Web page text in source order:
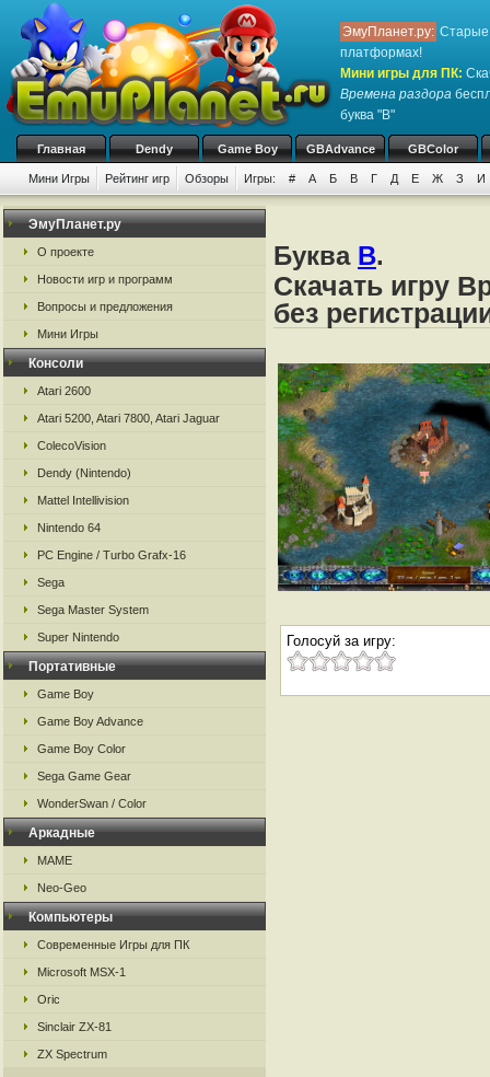
ЭмуПланет.ру: Старые
платформах!
Мини игры для ПК:
Времена раздора
буква "В"
Главная Dendy Game Boy GBAdvance GBColor
Мини Игры Рейтинг игр Обзоры Игры: # А Б В Г Д Е Ж З И
ЭмуПланет.ру
О проекте
Новости игр и программ
Вопросы и предложения
Мини Игры
Консоли
Atari 2600
Atari 5200, Atari 7800, Atari Jaguar
ColecoVision
Dendy (Nintendo)
Mattel Intellivision
Nintendo 64
PC Engine / Turbo Grafx-16
Sega
Sega Master System
Super Nintendo
Портативные
Game Boy
Game Boy Advance
Game Boy Color
Sega Game Gear
WonderSwan / Color
Аркадные
MAME
Neo-Geo
Компьютеры
Современные Игры для ПК
Microsoft MSX-1
Oric
Sinclair ZX-81
ZX Spectrum
Буква В.
Скачать игру
без
Голосуй за игру: